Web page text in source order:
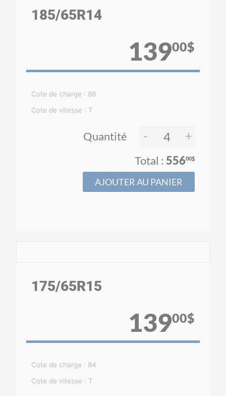
185/65R14
13900$
Cote de charge : 86
Cote de vitesse : T
Quantité - +
55600$
AJOUTER AU PANIER
175/65R15
13900$
Cote de charge : 84
Cote de vitesse : T